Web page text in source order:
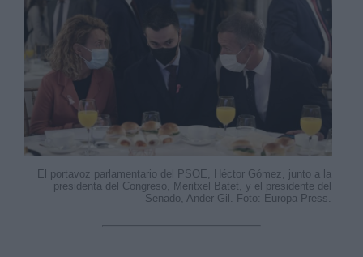
El portavoz parlamentario del PSOE, Héctor Gómez, junto a la
presidenta del Congreso, Meritxel Batet, y el presidente del
Senado, Ander Gil. Foto: Europa Press.